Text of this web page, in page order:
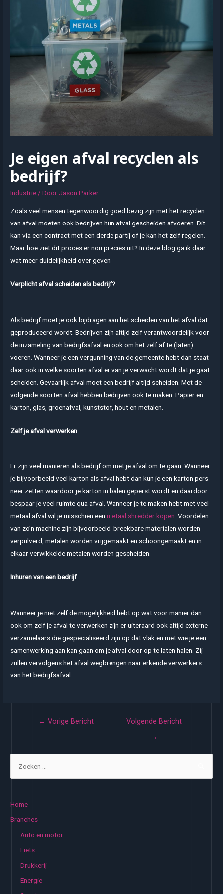
Je eigen afval recyclen als
bedrijf?
Industrie/ Door Jason Parker
Zoals veel mensen tegenwoordig goed bezig zijn met het recyclen
van afval moeten ook bedrijven hun afval gescheiden afvoeren. Dit
kan via een contract met een derde partij of je kan het zelf regelen.
Maar hoe ziet dit proces er nou precies uit? In deze blog ga ik daar
wat meer duidelijkheid over geven.
Verplicht afval scheiden als bedrijf?
Als bedrijf moet je ook bijdragen aan het scheiden van het afval dat
geproduceerd wordt. Bedrijven zijn altijd zelf verantwoordelijk voor
de inzameling van bedrijfsafval en ook om het zelf af te (laten)
voeren. Wanneer je een vergunning van de gemeente hebt dan staat
daar ook in welke soorten afval er van je verwacht wordt dat je gaat
scheiden. Gevaarlijk afval moet een bedrijf altijd scheiden. Met de
volgende soorten afval hebben bedrijven ook te maken: Papier en
karton, glas, groenafval, kunststof, hout en metalen.
Zelf je afval verwerken
Er zijn veel manieren als bedrijf om met je afval om te gaan. Wanneer
je bijvoorbeeld veel karton als afval hebt dan kun je een karton pers
neer zetten waardoor je karton in balen geperst wordt en daardoor
bespaar je veel ruimte qua afval. Wanneer je te maken hebt met veel
metaal afval wil je misschien eenmetaal shredder kopen. Voordelen
van zo’n machine zijn bijvoorbeeld: breekbare materialen worden
verpulverd, metalen worden vrijgemaakt en schoongemaakt en in
elkaar verwikkelde metalen worden gescheiden.
Inhuren van een bedrijf
Wanneer je niet zelf de mogelijkheid hebt op wat voor manier dan
ook om zelf je afval te verwerken zijn er uiteraard ook altijd externe
verzamelaars die gespecialiseerd zijn op dat vlak en met wie je een
samenwerking aan kan gaan om je afval door op te laten halen. Zij
zullen vervolgens het afval wegbrengen naar erkende verwerkers
van het bedrijfsafval.
← Vorige Bericht
Volgende Bericht
→
Home
Branches
Auto en motor
Fiets
Drukkerij
Energie